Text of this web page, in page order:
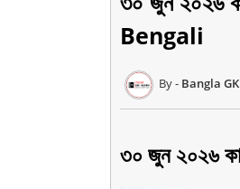
Bengali
Bangla
৩০ জুন ২০২৬